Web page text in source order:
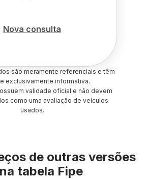
Nova consulta
são meramente referenciais e têm
exclusivamente informativa.
validade oficial e não devem
como uma avaliação de veículos
usados.
de outras versões
na tabela Fipe